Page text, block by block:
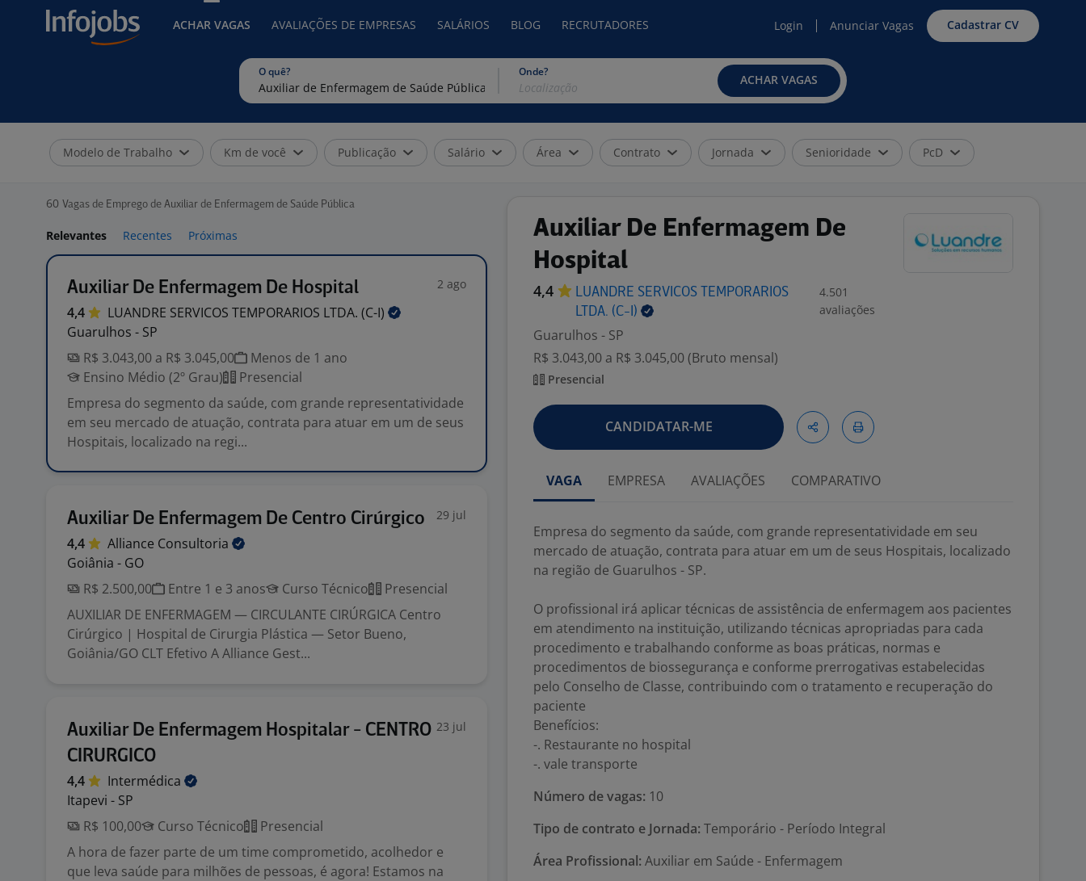
ACHAR VAGAS AVALIAÇÕES DE EMPRESAS SALÁRIOS BLOG RECRUTADORES Login Anunciar Vagas Cadastrar CV
O quê? Onde?
ACHAR VAGAS
Modelo de Trabalho Km de você Publicação Salário Área Contrato Jornada Senioridade PcD
60 Vagas de Emprego de Auxiliar de Enfermagem de Saúde Pública
Relevantes Recentes Próximas
Auxiliar De Enfermagem De Hospital 2 ago
4,4 LUANDRE SERVICOS TEMPORARIOS LTDA. (C-I)
Guarulhos - SP
R$ 3.043,00 a R$ 3.045,00
Menos de 1 ano
Ensino Médio (2º Grau)
Presencial
Empresa do segmento da saúde, com grande representatividade
em seu mercado de atuação, contrata para atuar em um de seus
Hospitais, localizado na regi...
Auxiliar De Enfermagem De Centro Cirúrgico 29 jul
4,4 Alliance Consultoria
Goiânia - GO
R$ 2.500,00
Entre 1 e 3 anos Curso Técnico
Presencial
AUXILIAR DE ENFERMAGEM — CIRCULANTE CIRÚRGICA Centro
Cirúrgico | Hospital de Cirurgia Plástica — Setor Bueno,
Goiânia/GO CLT Efetivo A Alliance Gest...
Auxiliar De Enfermagem Hospitalar - CENTRO
CIRURGICO
23 jul
4,4
Intermédica
Itapevi - SP
R$ 100,00
Curso Técnico
Presencial
A hora de fazer parte de um time comprometido, acolhedor e
que leva saúde para milhões de pessoas, é agora! Estamos na
Auxiliar De Enfermagem De
Hospital
4,4
LUANDRE SERVICOS TEMPORARIOS
LTDA. (C-I)
4.501
avaliações
Guarulhos - SP
R$ 3.043,00 a R$ 3.045,00 (Bruto mensal)
Presencial
CANDIDATAR-ME
VAGA EMPRESA AVALIAÇÕES COMPARATIVO
Empresa do segmento da saúde, com grande representatividade em seu
mercado de atuação, contrata para atuar em um de seus Hospitais, localizado
na região de Guarulhos - SP.
O profissional irá aplicar técnicas de assistência de enfermagem aos pacientes
em atendimento na instituição, utilizando técnicas apropriadas para cada
procedimento e trabalhando conforme as boas práticas, normas e
procedimentos de biossegurança e conforme prerrogativas estabelecidas
pelo Conselho de Classe, contribuindo com o tratamento e recuperação do
paciente
Benefícios:
-. Restaurante no hospital
-. vale transporte
Número de vagas: 10
Tipo de contrato e Jornada: Temporário - Período Integral
Área Profissional: Auxiliar em Saúde - Enfermagem